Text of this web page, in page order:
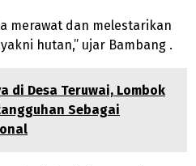
merawat dan melestarikan
hutan,” ujar Bambang .
di Desa Teruwai, Lombok
Sebagai